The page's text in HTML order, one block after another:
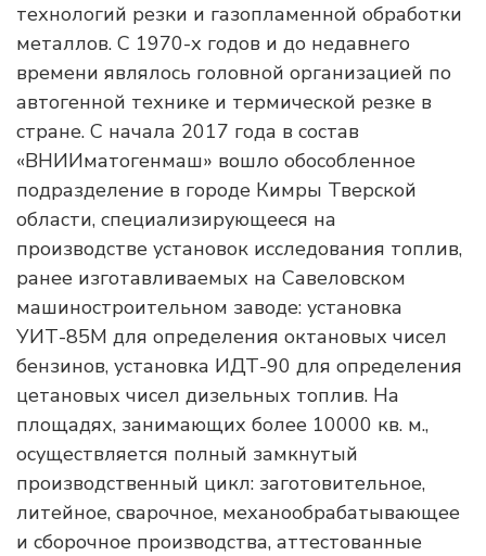
технологий резки и газопламенной обработки
металлов. С 1970-х годов и до недавнего
времени являлось головной организацией по
автогенной технике и термической резке в
стране. С начала 2017 года в состав
«ВНИИматогенмаш» вошло обособленное
подразделение в городе Кимры Тверской
области, специализирующееся на
производстве установок исследования топлив,
ранее изготавливаемых на Савеловском
машиностроительном заводе: установка
УИТ-85М для определения октановых чисел
бензинов, установка ИДТ-90 для определения
цетановых чисел дизельных топлив. На
площадях, занимающих более 10000 кв. м.,
осуществляется полный замкнутый
производственный цикл: заготовительное,
литейное, сварочное, механообрабатывающее
и сборочное производства, аттестованные